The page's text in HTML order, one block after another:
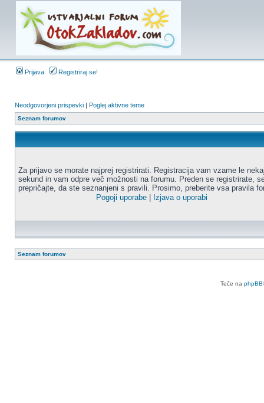
Prijava Registriraj se!
Neodgovorjeni prispevki | Poglej aktivne teme
Seznam forumov
Za prijavo se morate najprej registrirati. Registracija vam vzame le
sekund in vam odpre več možnosti na forumu. Preden se registrirate,
prepričajte, da ste seznanjeni s pravili. Prosimo, preberite vsa pravila
Pogoji uporabe
Izjava o uporabi
Seznam forumov
Teče na phpBB